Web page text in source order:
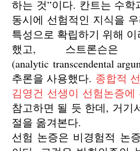
하는 것”이다. 칸트는 수
동시에 선험적인 지식을
특성으로 확립하기 위해
했고, 스트론슨은
(analytic transcendental
추론을 사용했다. 종합적
김영건 선생이 선험논증
참고하면 될 듯 한데, 거기
절을 옮겨본다.
선험 논증은 비경험적 논